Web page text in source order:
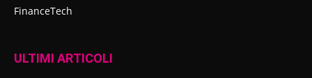
FinanceTech
ULTIMI ARTICOLI